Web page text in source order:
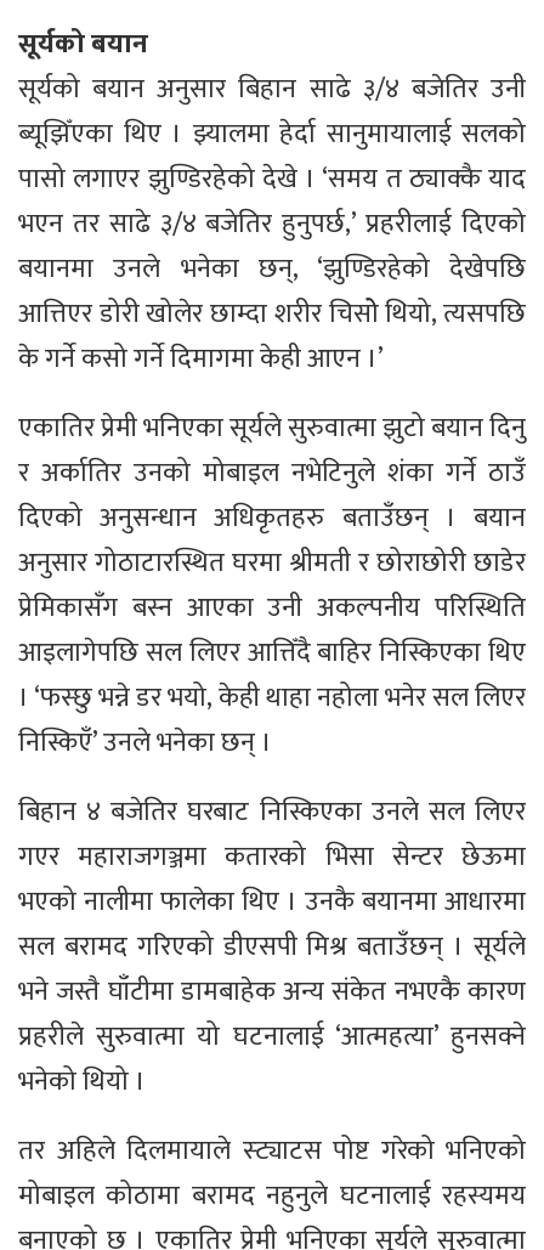
सूर्यको बयान
सूर्यको बयान अनुसार बिहान साढे ३/४ बजेतिर उनी
ब्यूझिँएका थिए । झ्यालमा हेर्दा सानुमायालाई सलको
पासो लगाएर झुण्डिरहेको देखे । ‘समय त ठ्याक्कै याद
भएन तर साढे ३/४ बजेतिर हुनुपर्छ,’ प्रहरीलाई दिएको
बयानमा उनले भनेका छन्, ‘झुण्डिरहेको देखेपछि
आत्तिएर डोरी खोलेर छाम्दा शरीर चिसोे थियो, त्यसपछि
के गर्ने कसो गर्ने दिमागमा केही आएन ।’
एकातिर प्रेमी भनिएका सूर्यले सुरुवात्मा झुटो बयान दिनु
र अर्कातिर उनको मोबाइल नभेटिनुले शंका गर्ने ठाउँ
दिएको अनुसन्धान अधिकृतहरु बताउँछन् । बयान
अनुसार गोठाटारस्थित घरमा श्रीमती र छोराछोरी छाडेर
प्रेमिकासँग बस्न आएका उनी अकल्पनीय परिस्थिति
आइलागेपछि सल लिएर आत्तिँदै बाहिर निस्किएका थिए
। ‘फस्छु भन्ने डर भयो, केही थाहा नहोला भनेर सल लिएर
निस्किएँ’ उनले भनेका छन् ।
बिहान ४ बजेतिर घरबाट निस्किएका उनले सल लिएर
गएर महाराजगञ्जमा कतारको भिसा सेन्टर छेऊमा
भएको नालीमा फालेका थिए । उनकै बयानमा आधारमा
सल बरामद गरिएको डीएसपी मिश्र बताउँछन् । सूर्यले
भने जस्तै घाँटीमा डामबाहेक अन्य संकेत नभएकै कारण
प्रहरीले सुरुवात्मा यो घटनालाई ‘आत्महत्या’ हुनसक्ने
भनेको थियो ।
तर अहिले दिलमायाले स्ट्याटस पोष्ट गरेको भनिएको
मोबाइल कोठामा बरामद नहुनुले घटनालाई रहस्यमय